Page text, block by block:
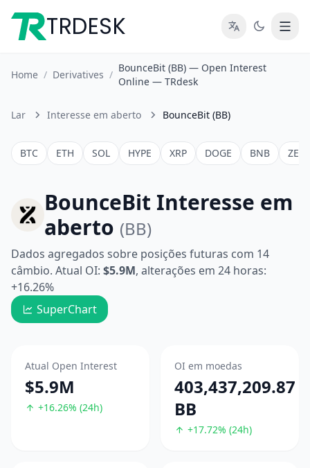
TRDESK
Home / Derivatives /
BounceBit (BB) — Open Interest
Online — TRdesk
Lar Interesse em aberto BounceBit (BB)
BTC ETH SOL HYPE XRP DOGE BNB ZEC
BounceBit Interesse em
aberto (BB)
Dados agregados sobre posições futuras com 14
câmbio. Atual OI: $5.9M, alterações em 24 horas:
+16.26%
SuperChart
Atual Open Interest
$5.9M
+16.26% (24h)
OI em moedas
403,437,209.87
BB
+17.72% (24h)